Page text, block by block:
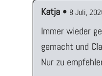
Katja• 8 Juli,
Immer wieder
gemacht und
Nur zu